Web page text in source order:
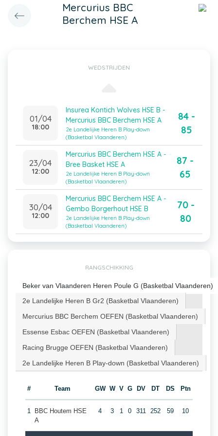
Mercurius BBC
Berchem HSE A
WEDSTRIJDEN
01/04
18:00
Insurea Kontich Wolves HSE B -
Mercurius BBC Berchem HSE A
2e Landelijke Heren B Play-down
(Basketbal Vlaanderen)
84 -
85
23/04
12:00
Mercurius BBC Berchem HSE A -
Bree Basket HSE A
2e Landelijke Heren B Play-down
(Basketbal Vlaanderen)
87 -
65
30/04
12:00
Mercurius BBC Berchem HSE A -
Gembo Borgerhout HSE B
2e Landelijke Heren B Play-down
(Basketbal Vlaanderen)
70 -
80
RANGSCHIKKING
Beker van Vlaanderen Heren Poule G (Basketbal Vlaanderen)
2e Landelijke Heren B Gr2 (Basketbal Vlaanderen)
Mercurius BBC Berchem OEFEN (Basketbal Vlaanderen)
Essense Esbac OEFEN (Basketbal Vlaanderen)
Racing Brugge OEFEN (Basketbal Vlaanderen)
2e Landelijke Heren B Play-down (Basketbal Vlaanderen)
# Team GW W V G DV DT DS Ptn
1
BBC Houtem HSE
A
4 3 1 0 311 252 59 10